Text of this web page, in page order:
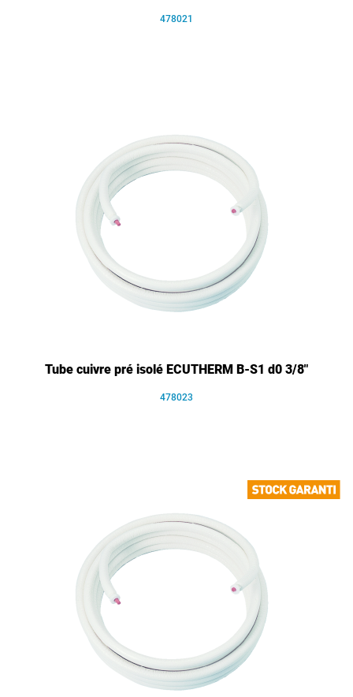
478021
Tube cuivre pré isolé ECUTHERM B-S1 d0 3/8"
478023